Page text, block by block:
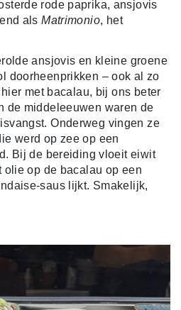
rode paprika, ansjovis
alsMatrimonio, het
ansjovis en kleine groene
doorheenprikken – ook al zo
met bacalau, bij ons beter
de middeleeuwen waren de
Onderweg vingen ze
werd op zee op een
Bij de bereiding vloeit eiwit
olie op de bacalau op een
saus lijkt. Smakelijk,